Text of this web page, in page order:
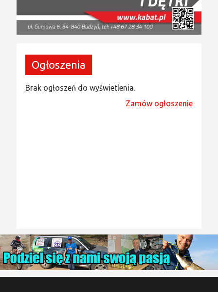
Ogłoszenia
Brak ogłoszeń do wyświetlenia.
Zamów ogłoszenie